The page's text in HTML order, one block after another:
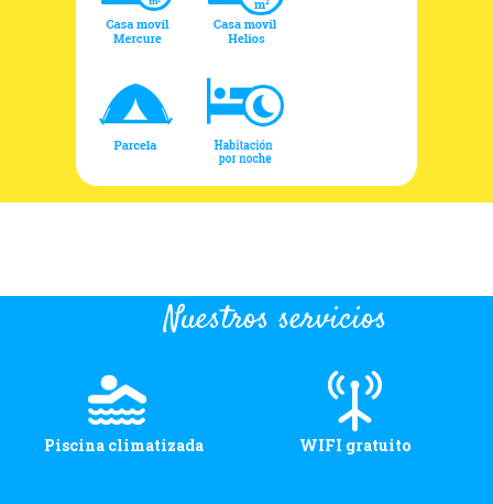
Nuestros servicios
Piscina climatizada WIFI gratuito